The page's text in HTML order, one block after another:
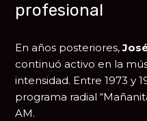
profesional
En años posteriores,
continuó activo en la
intensidad. Entre 1973 y
programa radial
AM.